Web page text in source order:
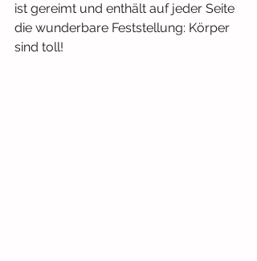
ist gereimt und enthält auf jeder Seite
die wunderbare Feststellung: Körper
sind toll!